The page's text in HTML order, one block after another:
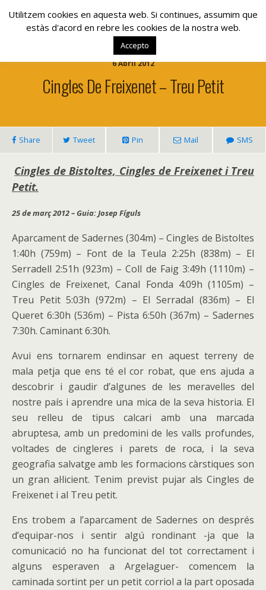
www.lacolla.cat
6 Abril 2012
Cingles De Freixenet – Treu Petit
Share Tweet Pin Mail SMS
Cingles de Bistoltes, Cingles de Freixenet i Treu
Petit.
25 de març 2012 – Guia: Josep Fíguls
Aparcament de Sadernes (304m) – Cingles de Bistoltes
1:40h (759m) – Font de la Teula 2:25h (838m) – El
Serradell 2:51h (923m) – Coll de Faig 3:49h (1110m) –
Cingles de Freixenet, Canal Fonda 4:09h (1105m) –
Treu Petit 5:03h (972m) – El Serradal (836m) – El
Queret 6:30h (536m) – Pista 6:50h (367m) – Sadernes
7:30h. Caminant 6:30h.
Avui ens tornarem endinsar en aquest terreny de
mala petja que ens té el cor robat, que ens ajuda a
descobrir i gaudir d’algunes de les meravelles del
nostre país i aprendre una mica de la seva historia. El
seu relleu de tipus calcari amb una marcada
abruptesa, amb un predomini de les valls profundes,
voltades de cingleres i parets de roca, i la seva
geografia salvatge amb les formacions càrstiques son
un gran al·licient. Tenim previst pujar als Cingles de
Freixenet i al Treu petit.
Ens trobem a l’aparcament de Sadernes on després
d’equipar-nos i sentir algú rondinant -ja que la
comunicació no ha funcionat del tot correctament i
alguns esperaven a Argelaguer- comencem la
caminada sortint per un petit corriol a la part oposada
Utilitzem cookies en aquesta web. Si continues, assumim que
estàs d'acord en rebre les cookies de la nostra web.
Accepto